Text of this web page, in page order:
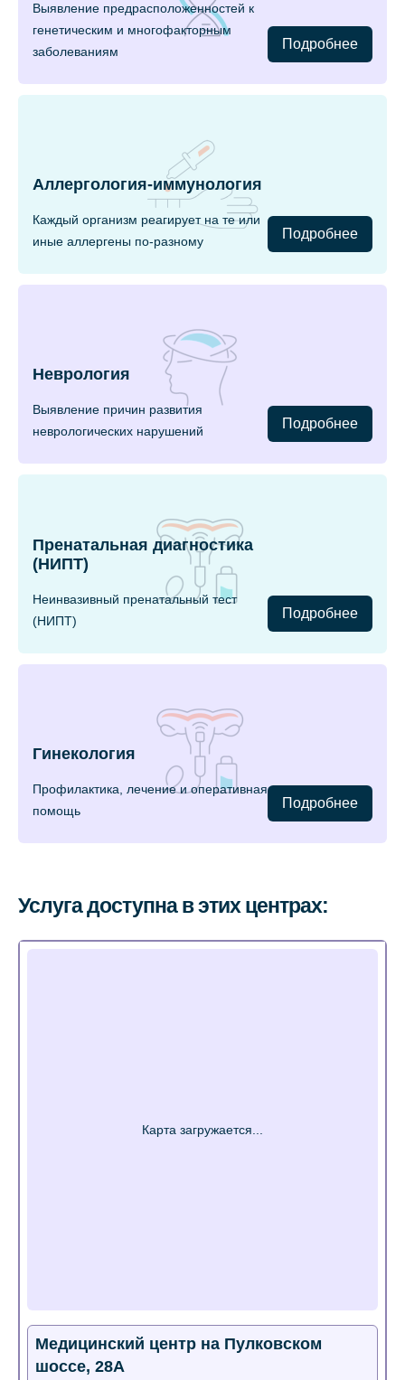
Выявление предрасположенностей к
генетическим и многофакторным
заболеваниям
Подробнее
Аллергология-иммунология
Каждый организм реагирует на те или
иные аллергены по-разному
Подробнее
Неврология
Выявление причин развития
неврологических нарушений
Подробнее
Пренатальная диагностика
(НИПТ)
Неинвазивный пренатальный тест
(НИПТ)
Подробнее
Гинекология
Профилактика, лечение и оперативная
помощь
Подробнее
Услуга доступна в этих центрах:
Медицинский центр на Пулковском
шоссе, 28А